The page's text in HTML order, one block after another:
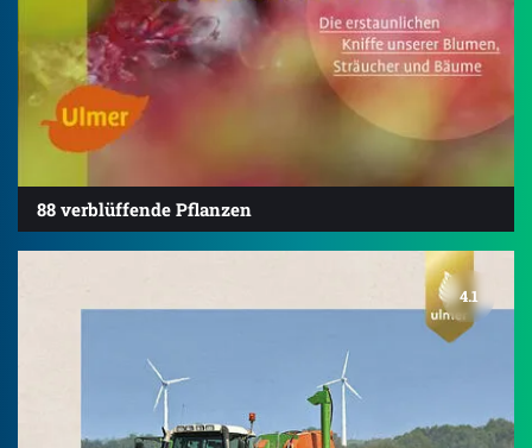
88 verblüffende Pflanzen
4.1